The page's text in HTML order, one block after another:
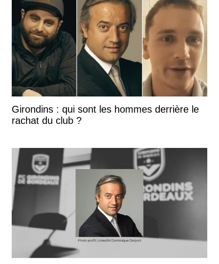
Girondins : qui sont les hommes derrière le
rachat du club ?